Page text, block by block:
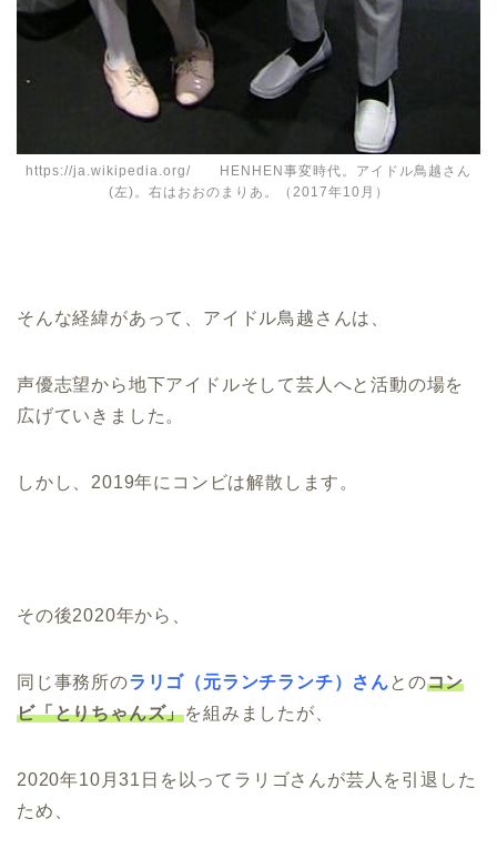
https://ja.wikipedia.org/ HENHEN事変時代。アイドル鳥越さん
(左)。右はおおのまりあ。（2017年10月）
そんな経緯があって、アイドル鳥越さんは、
声優志望から地下アイドルそして芸人へと活動の場を
広げていきました 。
しかし、2019年にコンビは解散します。
その後2020年から、
同じ事務所のラリゴ（元ランチランチ）さんとのコン
ビ「とりちゃんズ」を組みましたが、
2020年10月31日を以ってラリゴさんが芸人を引退した
ため、